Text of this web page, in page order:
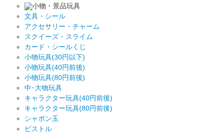
小物・景品玩具
文具・シール
アクセサリー・チャーム
スクイーズ・スライム
カード・シールくじ
小物玩具(30円以下)
小物玩具(40円前後)
小物玩具(80円前後)
中･大物玩具
キャラクター玩具(40円前後)
キャラクター玩具(80円前後)
シャボン玉
ピストル